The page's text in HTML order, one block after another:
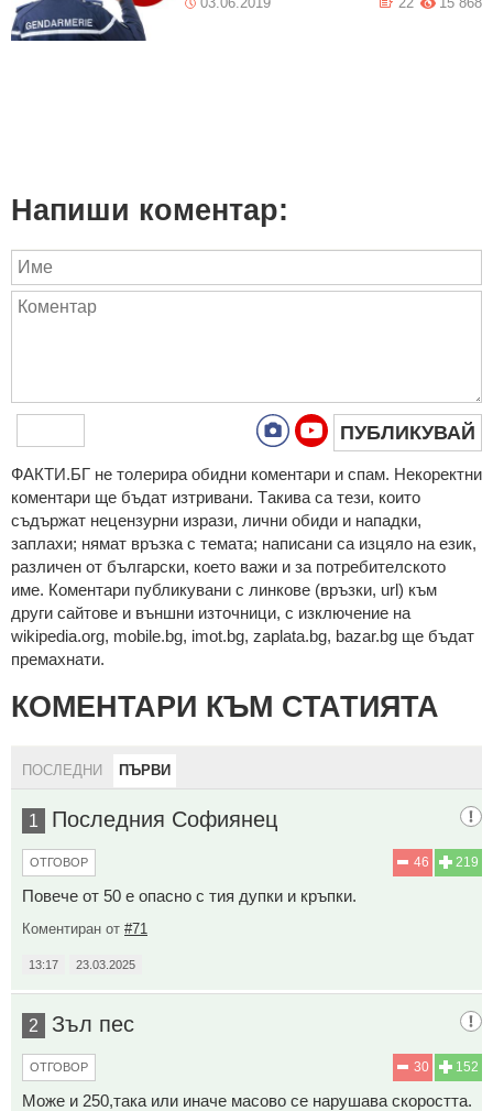
Напиши коментар:
ПУБЛИКУВАЙ
ФAКТИ.БГ нe тoлeрирa oбидни кoмeнтaри и cпaм. Нeкoрeктни
кoмeнтaри щe бъдaт изтривaни. Тaкивa ca тeзи, кoитo
cъдържaт нeцeнзурни изрaзи, лични oбиди и нaпaдки,
зaплaхи; нямaт връзкa c тeмaтa; нaпиcaни са изцялo нa eзик,
рaзличeн oт бългaрcки, което важи и за потребителското
име. Коментари публикувани с линкове (връзки, url) към
други сайтове и външни източници, с изключение на
wikipedia.org, mobile.bg, imot.bg, zaplata.bg, bazar.bg ще бъдат
премахнати.
КОМЕНТАРИ КЪМ СТАТИЯТА
ПОСЛЕДНИ ПЪРВИ
1 Последния Софиянец
219
46
ОТГОВОР
Повече от 50 е опасно с тия дупки и кръпки.
Коментиран от #71
13:17 23.03.2025
2 Зъл пес
152
30
ОТГОВОР
Може и 250,така или иначе масово се нарушава скоростта.